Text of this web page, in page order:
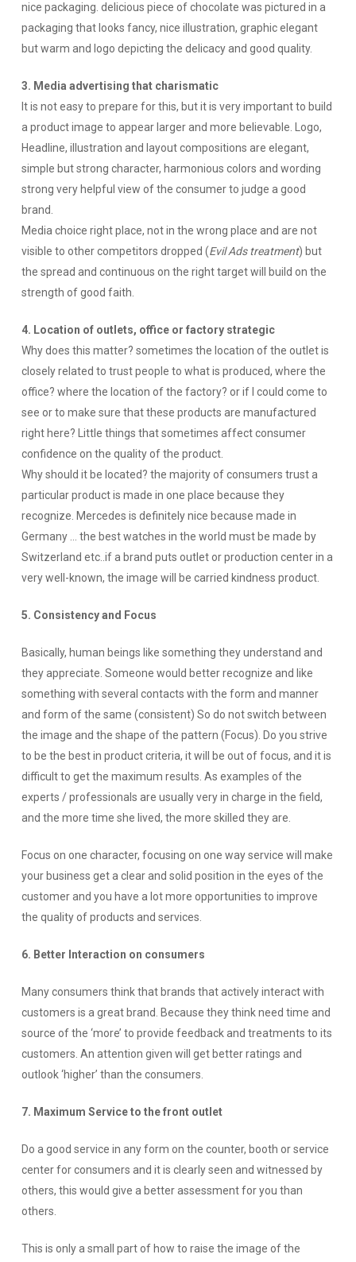
nice packaging. delicious piece of chocolate was pictured in a
packaging that looks fancy, nice illustration, graphic elegant
but warm and logo depicting the delicacy and good quality.
3. Media advertising that charismatic
It is not easy to prepare for this, but it is very important to build
a product image to appear larger and more believable. Logo,
Headline, illustration and layout compositions are elegant,
simple but strong character, harmonious colors and wording
strong very helpful view of the consumer to judge a good
brand.
Media choice right place, not in the wrong place and are not
visible to other competitors dropped (Evil Ads treatment) but
the spread and continuous on the right target will build on the
strength of good faith.
4. Location ofoutlets, office or factory strategic
Why does this matter? sometimes the location of the outlet is
closely related to trust people to what is produced, where the
office? where the location of the factory? or if I could come to
see or to make sure that these products are manufactured
right here? Little things that sometimes affect consumer
confidence on the quality of the product.
Why should it be located? the majority of consumers trust a
particular product is made in one place because they
recognize. Mercedes is definitely nice because made in
Germany … the best watches in the world must be made by
Switzerland etc..if a brand puts outlet or production center in a
very well-known, the image will be carried kindness product.
5. Consistency and Focus
Basically, human beings like something they understand and
they appreciate. Someone would better recognize and like
something with several contacts with the form and manner
and form of the same (consistent) So do not switch between
the image and the shape of the pattern (Focus). Do you strive
to be the best in product criteria, it will be out of focus, and it is
difficult to get the maximum results. As examples of the
experts / professionals are usually very in charge in the field,
and the more time she lived, the more skilled they are.
Focus on one character, focusing on one way service will make
your business get a clear and solid position in the eyes of the
customer and you have a lot more opportunities to improve
the quality of products and services.
6. Better Interaction on consumers
Many consumers think that brands that actively interact with
customers is a great brand.
Because they think need time and
source of the ‘more’ to provide feedback and treatments to its
customers. An attention given will get better ratings and
outlook ‘higher’ than the consumers.
7. Maximum Service to the front outlet
Do a good service in any form on the counter, booth or service
center for consumers and it is clearly seen and witnessed by
others, this would give a better assessment for you than
others.
This is only a small part of how to raise the image of the